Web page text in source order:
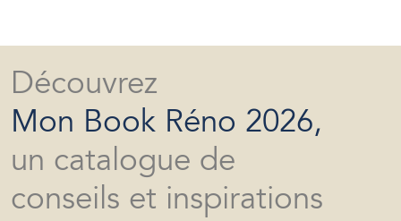
Découvrez
Mon Book Réno 2026,
un catalogue de
conseils et inspirations